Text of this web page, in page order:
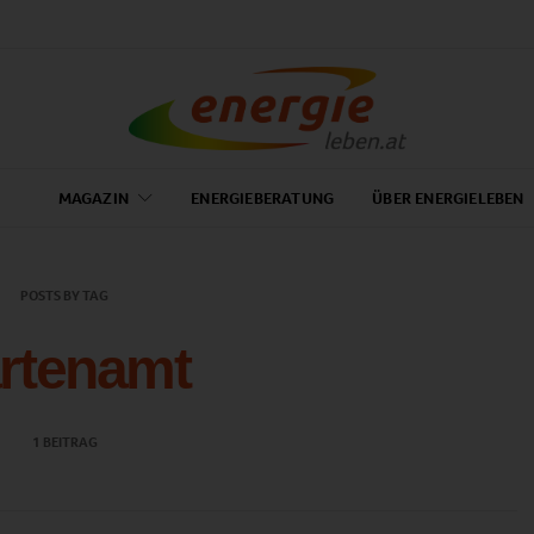
MAGAZIN ENERGIEBERATUNG ÜBER ENERGIELEBEN
POSTS BY TAG
1 BEITRAG